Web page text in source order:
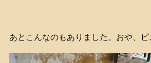
あとこんなのもありました。おや、